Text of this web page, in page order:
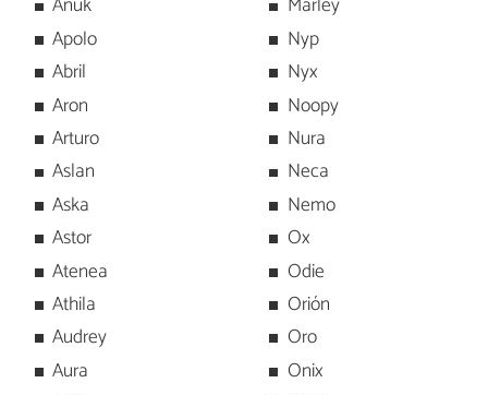
Anuk
Apolo
Abril
Aron
Arturo
Aslan
Aska
Astor
Atenea
Athila
Audrey
Aura
Marley
Nyp
Nyx
Noopy
Nura
Neca
Nemo
Ox
Odie
Orión
Oro
Onix